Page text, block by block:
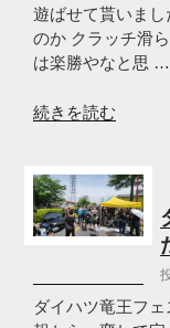
改
造
マ
ン
(‘ω’)
ノ”
の
遊ばせて貰いま
のか クラッチ滑
は楽勝やなと思 …
“DRAG
ツ
カ
レ
で
し
続きを読む
ダイハツ竜王フ